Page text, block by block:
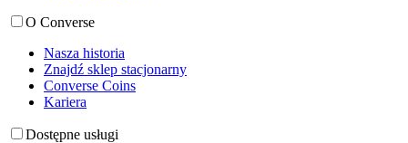
O Converse
Nasza historia
Znajdź sklep stacjonarny
Converse Coins
Kariera
Dostępne usługi